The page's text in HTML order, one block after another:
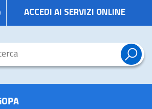
ACCEDI AI SERVIZI ONLINE